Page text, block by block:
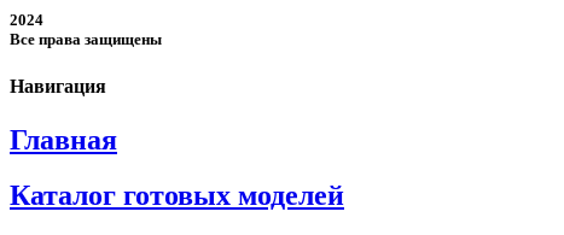
2024
Все права защищены
Навигация
Главная
Каталог готовых моделей